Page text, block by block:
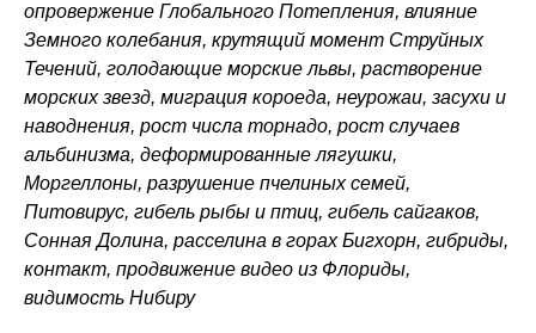
опровержение Глобального Потепления, влияние
Земного колебания, крутящий момент Струйных
Течений, голодающие морские львы, растворение
морских звезд, миграция короеда, неурожаи, засухи и
наводнения, рост числа торнадо, рост случаев
альбинизма, деформированные лягушки,
Моргеллоны, разрушение пчелиных семей,
Питовирус, гибель рыбы и птиц, гибель сайгаков,
Сонная Долина, расселина в горах Бигхорн, гибриды,
контакт, продвижение видео из Флориды,
видимость Нибиру